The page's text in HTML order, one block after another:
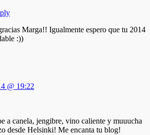
Marga!! Igualmente espero que tu 2014
:))
@ 19:22
a canela, jengibre, vino caliente y muuucha
desde Helsinki! Me encanta tu blog!